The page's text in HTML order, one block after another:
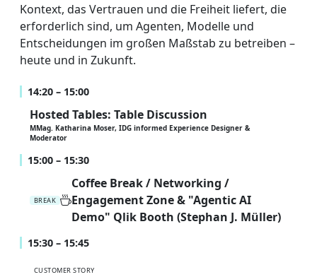
Kontext, das Vertrauen und die Freiheit liefert, die
erforderlich sind, um Agenten, Modelle und
Entscheidungen im großen Maßstab zu betreiben –
heute und in Zukunft.
14:20 – 15:00
Hosted Tables: Table Discussion
MMag. Katharina Moser, IDG informed Experience Designer &
Moderator
15:00 – 15:30
BREAK
Coffee Break / Networking /
Engagement Zone & "Agentic AI
Demo" Qlik Booth (Stephan J. Müller)
15:30 – 15:45
CUSTOMER STORY